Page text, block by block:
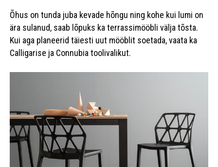
Õhus on tunda juba kevade hõngu ning kohe kui lumi on
ära sulanud, saab lõpuks ka terrassimööbli välja tõsta.
Kui aga planeerid täiesti uut mööblit soetada, vaata ka
Calligarise ja Connubia toolivalikut.